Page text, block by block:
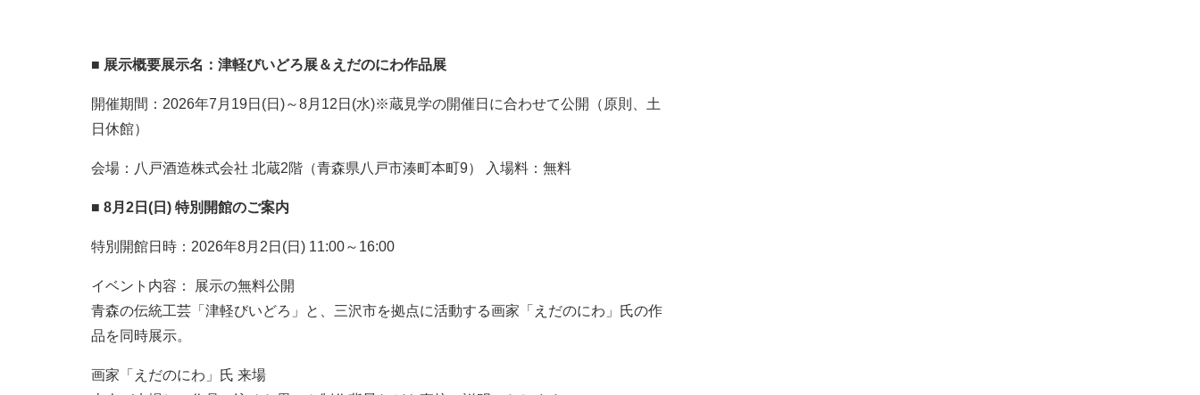
■ 展示概要展示名：津軽びいどろ展＆えだのにわ作品展
開催期間：2026年7月19日(日)～8月12日(水)※蔵見学の開催日に合わせて公開（原則、土
日休館）
会場：八戸酒造株式会社 北蔵2階（青森県八戸市湊町本町9） 入場料：無料
■ 8月2日(日) 特別開館のご案内
特別開館日時：2026年8月2日(日) 11:00～16:00
イベント内容： 展示の無料公開
青森の伝統工芸「津軽びいどろ」と、三沢市を拠点に活動する画家「えだのにわ」氏の作
品を同時展示。
画家「えだのにわ」氏 来場